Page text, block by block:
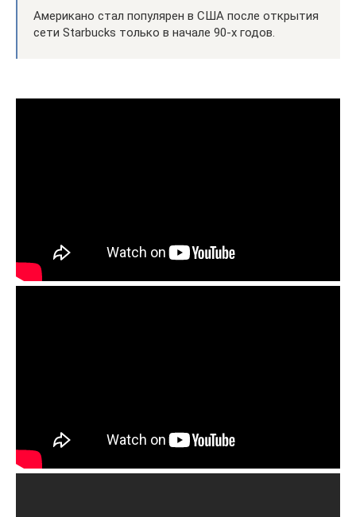
Американо стал популярен в США после открытия
сети Starbucks только в начале 90-х годов.